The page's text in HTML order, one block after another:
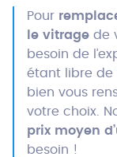
Pour
le vitrage de
besoin de
étant libre de
bien vous
votre choix.
prix moyen
besoin !